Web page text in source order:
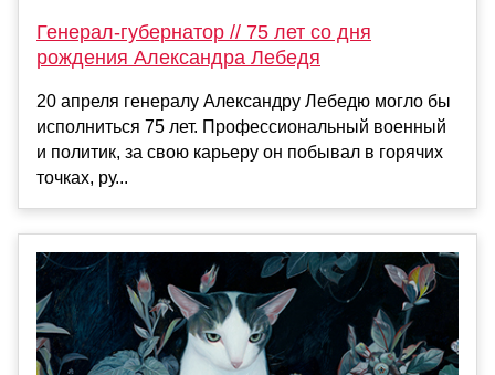
Генерал-губернатор // 75 лет со дня
рождения Александра Лебедя
20 апреля генералу Александру Лебедю могло бы
исполниться 75 лет. Профессиональный военный
и политик, за свою карьеру он побывал в горячих
точках, ру...